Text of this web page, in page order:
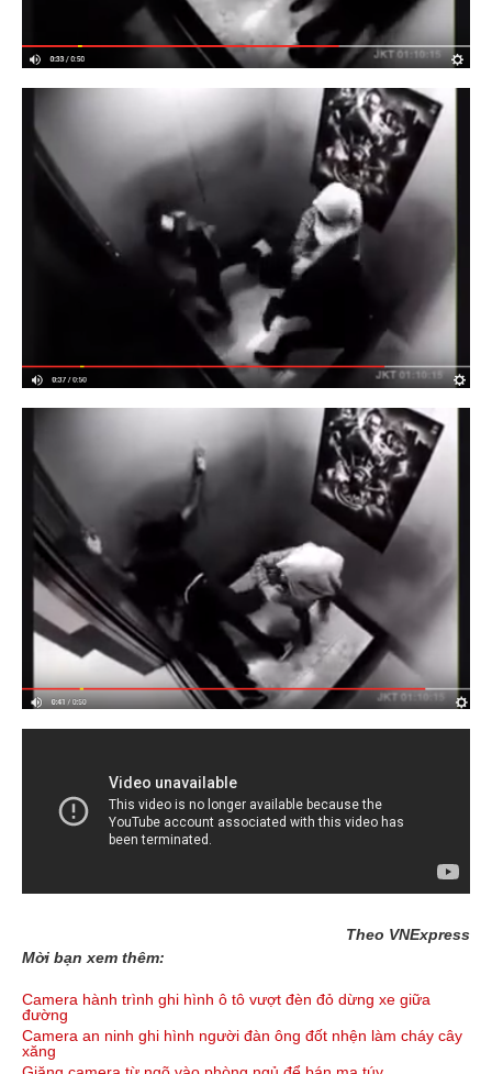
Theo VNExpress
Mời bạn xem thêm:
Camera hành trình ghi hình ô tô vượt đèn đỏ dừng xe giữa
đường
Camera an ninh ghi hình người đàn ông đốt nhện làm cháy cây
xăng